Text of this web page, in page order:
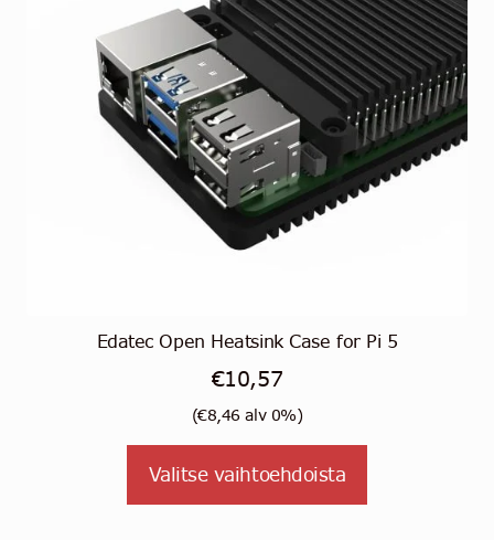
tuotteen
sivulla.
Edatec Open Heatsink Case for Pi 5
€10,57
(€8,46alv 0%)
Valitse vaihtoehdoista